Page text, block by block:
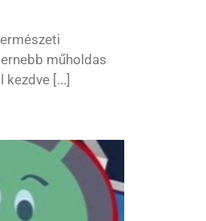
műholdas
[...]